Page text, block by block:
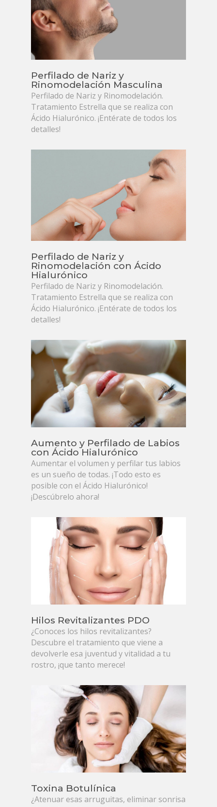
Perfilado de Nariz y
Rinomodelación Masculina
Perfilado de Nariz y Rinomodelación.
Tratamiento Estrella que se realiza con
Ácido Hialurónico. ¡Entérate de todos los
detalles!
Perfilado de Nariz y
Rinomodelación con Ácido
Hialurónico
Perfilado de Nariz y Rinomodelación.
Tratamiento Estrella que se realiza con
Ácido Hialurónico. ¡Entérate de todos los
detalles!
Aumento y Perfilado de Labios
con Ácido Hialurónico
Aumentar el volumen y perfilar tus labios
es un sueño de todas. ¡Todo esto es
posible con el Ácido Hialurónico!
¡Descúbrelo ahora!
Hilos Revitalizantes PDO
¿Conoces los hilos revitalizantes?
Descubre el tratamiento que viene a
devolverle esa juventud y vitalidad a tu
rostro, ¡que tanto merece!
Toxina Botulínica
¿Atenuar esas arruguitas, eliminar sonrisa